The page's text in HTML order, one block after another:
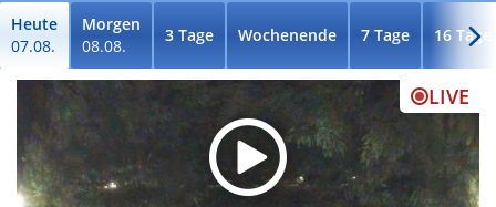
Heute
07.08.
Morgen
08.08.
3 Tage Wochenende 7 Tage 16 Tage
LIVE